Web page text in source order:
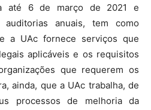
até 6 de março de 2021 e
anuais, tem como
a UAc fornece serviços que
aplicáveis e os requisitos
que requerem os
ainda, que a UAc trabalha, de
processos de melhoria da